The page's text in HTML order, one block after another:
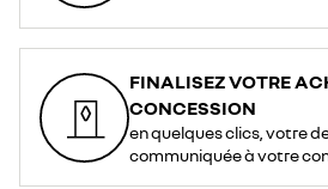
FINALISEZ VOTRE
CONCESSION
en quelques clics, votre
communiquée à votre